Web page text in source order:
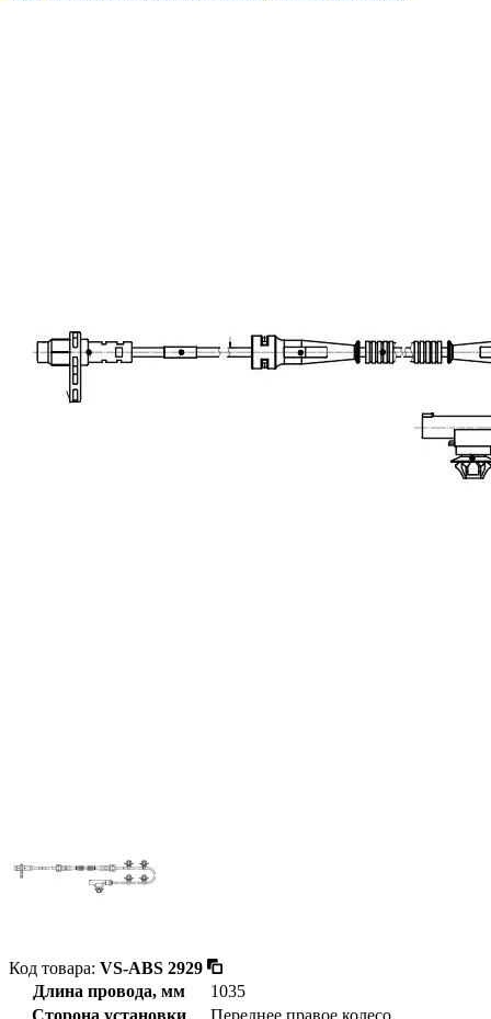
Код товара: VS-ABS 2929
Длина провода, мм
1035
Сторона установки
Переднее правое колесо